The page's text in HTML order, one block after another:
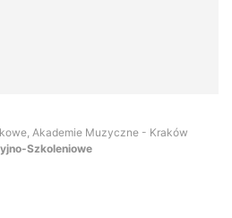
Akademie Muzyczne - Kraków
Szkoleniowe